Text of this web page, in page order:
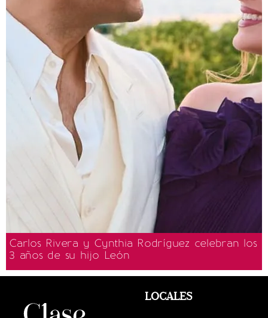
Carlos Rivera y Cynthia Rodríguez celebran los
3 años de su hijo León
LOCALES